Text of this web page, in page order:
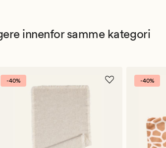
innenfor samme kategori
-40% -40%